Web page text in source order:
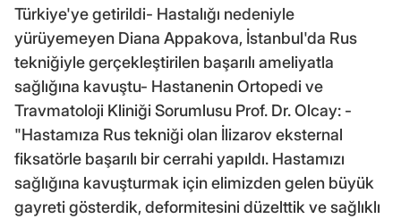
Türkiye'ye getirildi- Hastalığı nedeniyle
yürüyemeyen Diana Appakova, İstanbul'da Rus
tekniğiyle gerçekleştirilen başarılı ameliyatla
sağlığına kavuştu- Hastanenin Ortopedi ve
Travmatoloji Kliniği Sorumlusu Prof. Dr. Olcay: -
"Hastamıza Rus tekniği olan İlizarov eksternal
fiksatörle başarılı bir cerrahi yapıldı. Hastamızı
sağlığına kavuşturmak için elimizden gelen büyük
gayreti gösterdik, deformitesini düzelttik ve sağlıklı